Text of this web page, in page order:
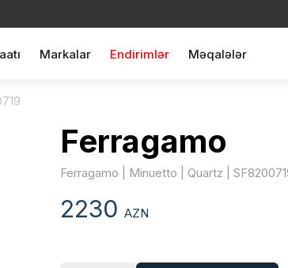
Markalar Endirimlər Məqalələr
Ferragamo
Ferragamo | Minuetto | Quartz |
2230 AZN